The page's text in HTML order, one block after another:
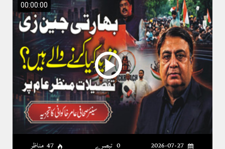
00:00:00
2026-07-27 0 تبصرے 47 مناظر